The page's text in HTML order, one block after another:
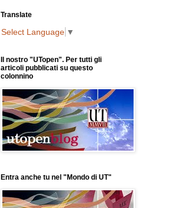
Translate
Select Language ▼
Il nostro "UTopen". Per tutti gli
articoli pubblicati su questo
colonnino
Entra anche tu nel "Mondo di UT"